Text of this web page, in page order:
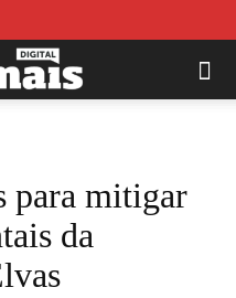
para mitigar
da